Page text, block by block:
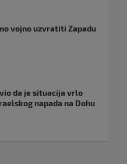
vojno uzvratiti Zapadu
da je situacija vrlo
napada na Dohu